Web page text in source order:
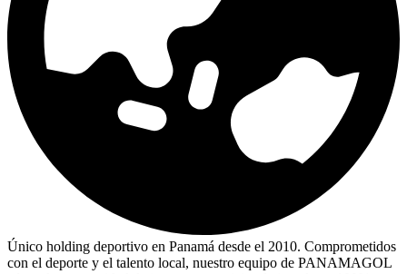
Único holding deportivo en Panamá desde el 2010. Comprometidos
con el deporte y el talento local, nuestro equipo de PANAMAGOL